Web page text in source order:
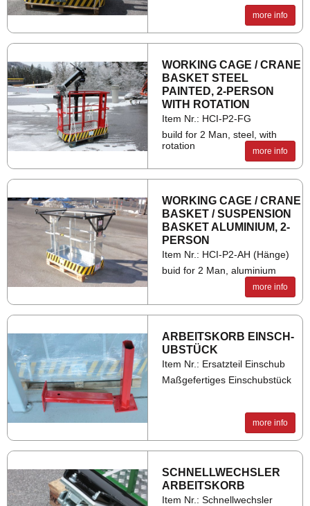
I 400 mm
730 mm
more info
WORK­ING CAGE / CRANE
BAS­KET STEEL
PAINTED, 2-PER­SON
WITH RO­TA­TION
Item Nr.: HCI-P2-FG
build for 2 Man, steel, with
rotation
more info
WORK­ING CAGE / CRANE
BAS­KET / SUS­PEN­SION
BAS­KET ALU­MINIUM, 2-
PER­SON
Item Nr.: HCI-P2-AH (Hänge)
buid for 2 Man, aluminium
more info
ARBEIT­SKORB EINSCH­
UBSTÜCK
Item Nr.: Ersatzteil Einschub
Maßgefertiges Einschubstück
more info
SCHNELL­WECHSLER
ARBEIT­SKORB
Item Nr.: Schnellwechsler